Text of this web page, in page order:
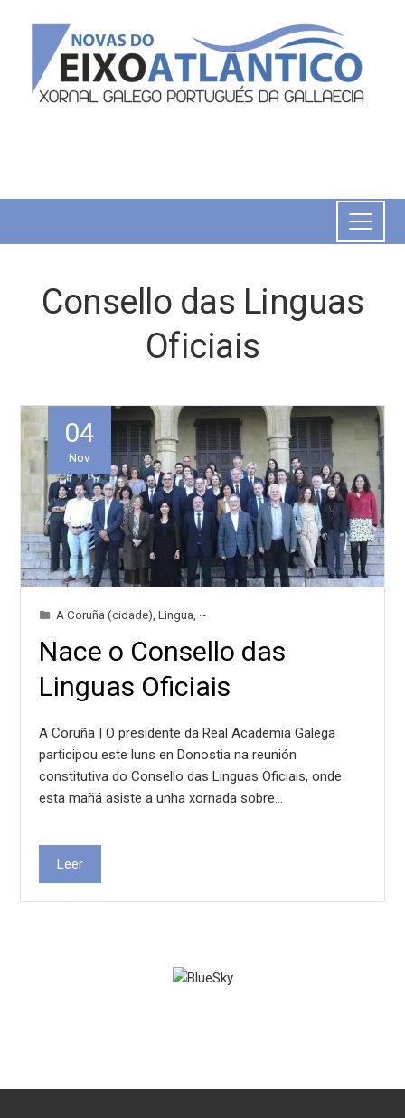
Consello das Linguas
Oficiais
04
Nov
A Coruña (cidade) ,Lingua ~
Nace o Consello das
Linguas Oficiais
A Coruña | O presidente da Real Academia Galega
participou este luns en Donostia na reunión
constitutiva do Consello das Linguas Oficiais, onde
esta mañá asiste a unha xornada sobre…
Leer